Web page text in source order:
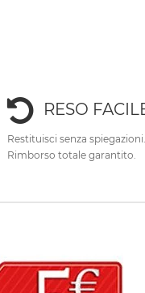
RESO
Restituisci senza spiegazioni.
Rimborso totale garantito.